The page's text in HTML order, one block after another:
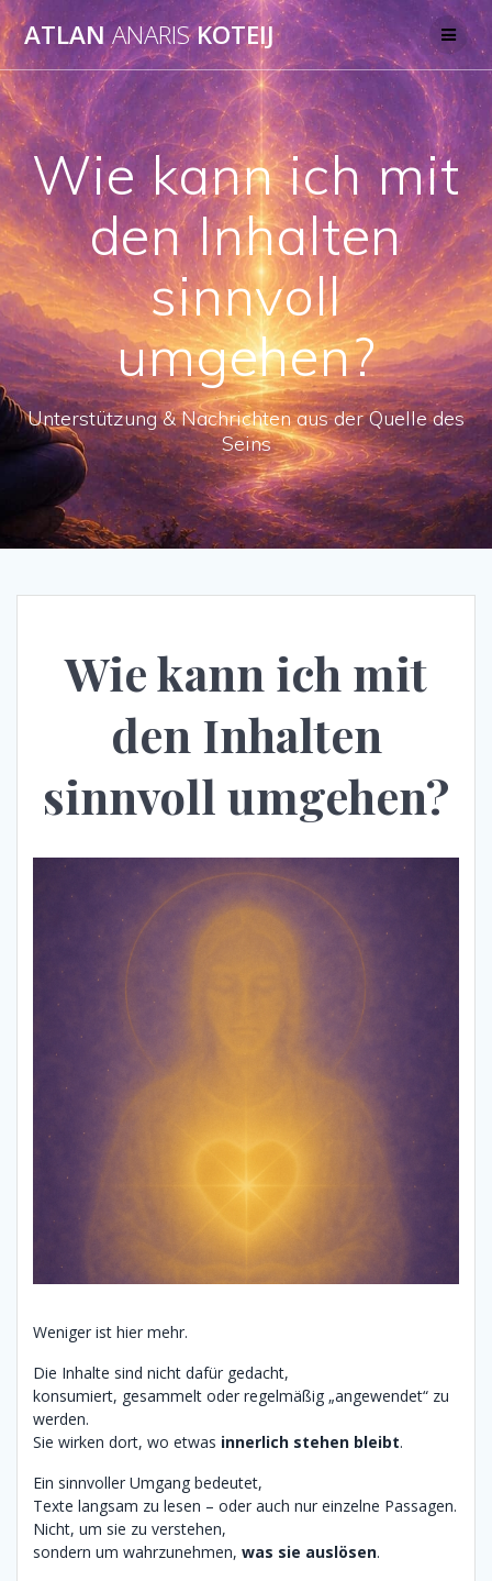
Skip
to
content
ATLANANARISKOTEIJ
Wie kann ich mit
den Inhalten
sinnvoll
umgehen?
Unterstützung & Nachrichten aus der Quelle des
Seins
Wie kann ich mit
den Inhalten
sinnvoll umgehen?
Weniger ist hier mehr.
Die Inhalte sind nicht dafür gedacht,
konsumiert, gesammelt oder regelmäßig „angewendet“ zu
werden.
Sie wirken dort, wo etwas innerlich stehen bleibt.
Ein sinnvoller Umgang bedeutet,
Texte langsam zu lesen – oder auch nur einzelne Passagen.
Nicht, um sie zu verstehen,
sondern um wahrzunehmen, was sie auslösen.